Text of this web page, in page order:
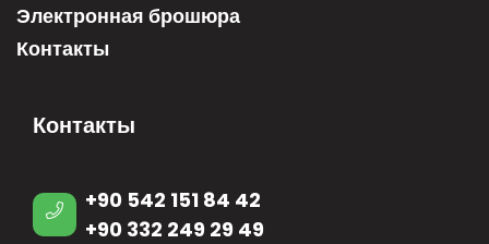
Электронная брошюра
Контакты
Контакты
+90 542 151 84 42
+90 332 249 29 49